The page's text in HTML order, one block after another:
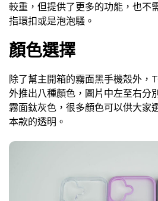
較重，但提供了更多的功能，也不
指環扣或是泡泡騷。
顏色選擇
除了幫主開箱的霧面黑手機殼外，
外推出八種顏色，圖片中左至右分
霧面鈦灰色，很多顏色可以供大家
本款的透明。